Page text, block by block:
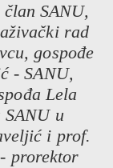
SANU,
rad
gospođe
- SANU,
Lela
u
i prof.
prorektor